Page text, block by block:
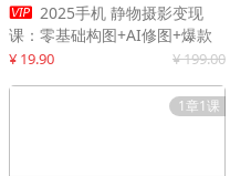
 2025手机 静物摄影变现
课：零基础构图+AI修图+爆款
创作
¥ 19.90 ¥ 199.00
1章1课